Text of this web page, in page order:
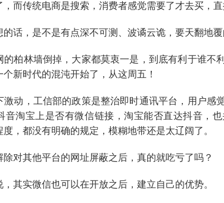
而传统电商是搜索，消费者感觉需要了才去买，直
话，是不是有点深不可测、波谲云诡，要天翻地
的柏林墙倒掉，大家都莫衷一是，到底有利于谁不
新时代的混沌开始了，从这周五！
激动，工信部的政策是整治即时通讯平台，用户感
音淘宝上是否有微信链接，淘宝能否直达抖音，
，都没有明确的规定，模糊地带还是太辽阔了。
对其他平台的网址屏蔽之后，真的就吃亏了吗？
其实微信也可以在开放之后，建立自己的优势。